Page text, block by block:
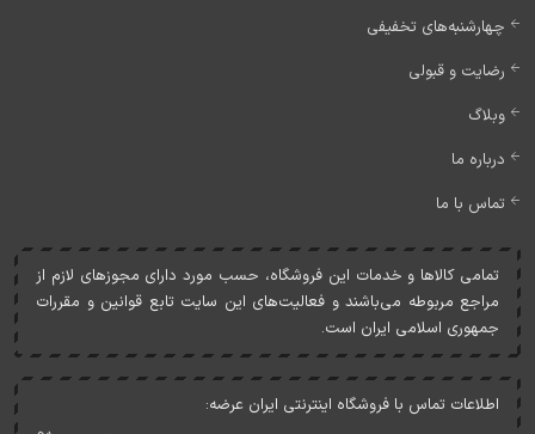
چهارشنبه‌های تخفیفی
رضایت و قبولی
وبلاگ
درباره ما
تماس با ما
تمامی کالاها و خدمات اين فروشگاه، حسب مورد دارای مجوزهای لازم از
مراجع مربوطه می‌باشند و فعاليت‌های اين سايت تابع قوانين و مقررات
جمهوری اسلامی ايران است.
اطلاعات تماس با فروشگاه اینترنتی ایران عرضه: